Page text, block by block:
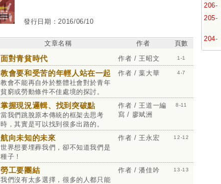
發行日期：2016/06/10
文章名稱 作者
頁數
面對青貧時代 作者 / 王昭文 1-1
教會要和受苦的年輕人站在一起
教會不能再自外於整體社會對於青年
貧窮或勞動條件不佳處境的探討。
作者 / 葉大華 4-7
掌握現況邏輯、找到突破點
當我們跳脫原本傳統的框架去思考
時，其實是可以找到很多出路的。
作者 / 王道一編
寫 / 廖斌洲
8-11
航向未知的未來
世界想要埋葬我們，卻不知道我們是
種子！
作者 / 王永宏 12-12
勞工要團結
我們沒有太多選擇，很多的人都只能
作者 / 潘佳吟 13-13
206-
205-
204-